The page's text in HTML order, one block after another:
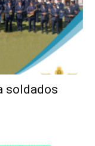
soldados